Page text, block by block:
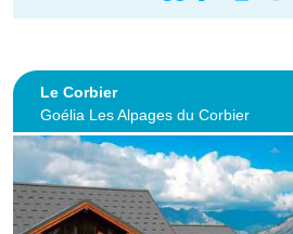
Le Corbier
Goélia Les Alpages du Corbier